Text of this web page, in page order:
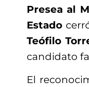
Presea al
Estado
Teófilo
candidato
El